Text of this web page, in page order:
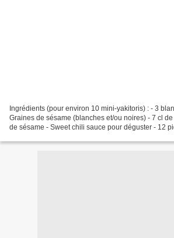
Ingrédients (pour environ 10 mini-yakitoris) : - 3
Graines de sésame (blanches et/ou noires) - 7 cl
de sésame - Sweet chili sauce pour déguster - 12